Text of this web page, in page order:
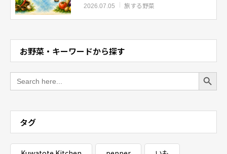
2026.07.05 旅する野菜
お野菜・キーワードから探す
Search
for:
Search Button
タグ